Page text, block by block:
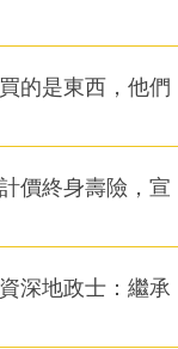
的是東西，他們
價終身壽險，宣
深地政士：繼承